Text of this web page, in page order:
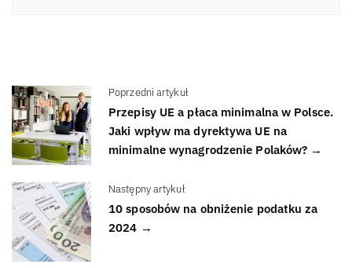
Poprzedni artykuł
Przepisy UE a płaca minimalna w Polsce.
Jaki wpływ ma dyrektywa UE na
minimalne wynagrodzenie Polaków? →
Następny artykuł
10 sposobów na obniżenie podatku za
2024 →